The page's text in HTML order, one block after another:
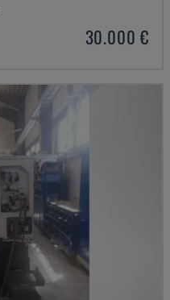
30.000 €